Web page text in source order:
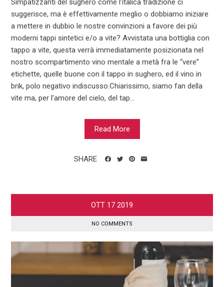
Simpatizzanti del sughero come l’italica tradizione ci
suggerisce, ma è effettivamente meglio o dobbiamo iniziare
a mettere in dubbio le nostre convinzioni a favore dei più
moderni tappi sintetici e/o a vite? Avvistata una bottiglia con
tappo a vite, questa verrà immediatamente posizionata nel
nostro scompartimento vino mentale a metà fra le “vere”
etichette, quelle buone con il tappo in sughero, ed il vino in
brik, polo negativo indiscusso.Chiarissimo, siamo fan della
vite ma, per l’amore del cielo, del tap...
Read More
SHARE
OTT 17 2019
NO COMMENTS